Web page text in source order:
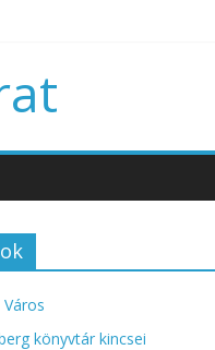
könyvtár kincsei